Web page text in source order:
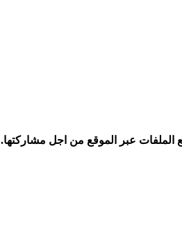
عبر الموقع من اجل مشاركتها.